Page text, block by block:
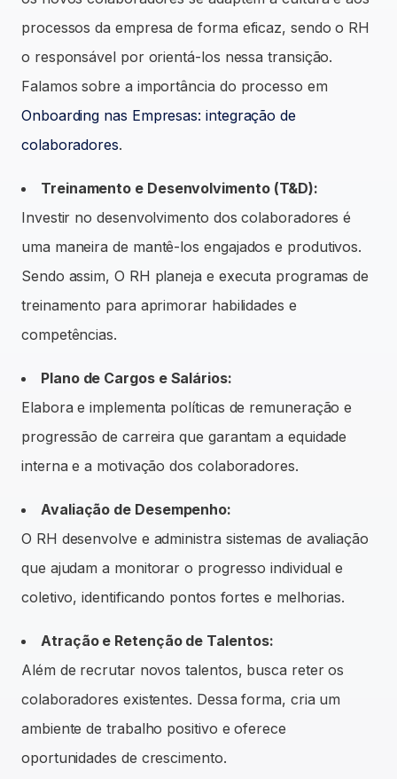
processos da empresa de forma eficaz, sendo o RH
o responsável por orientá-los nessa transição.
Falamos sobre a importância do processo em
Onboarding nas Empresas: integração de
colaboradores.
Treinamento e Desenvolvimento (T&D):
Investir no desenvolvimento dos colaboradores é
uma maneira de mantê-los engajados e produtivos.
Sendo assim, O RH planeja e executa programas de
treinamento para aprimorar habilidades e
competências.
Plano de Cargos e Salários:
Elabora e implementa políticas de remuneração e
progressão de carreira que garantam a equidade
interna e a motivação dos colaboradores.
Avaliação de Desempenho:
O RH desenvolve e administra sistemas de avaliação
que ajudam a monitorar o progresso individual e
coletivo, identificando pontos fortes e melhorias.
Atração e Retenção de Talentos:
Além de recrutar novos talentos, busca reter os
colaboradores existentes. Dessa forma, cria um
ambiente de trabalho positivo e oferece
oportunidades de crescimento.